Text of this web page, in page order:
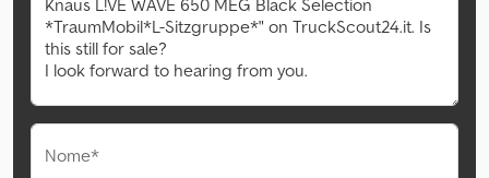
Nome*